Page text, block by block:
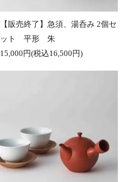
【販売終了】急須、湯呑み 2個セ
ット 平形 朱
15,000円(税込16,500円)